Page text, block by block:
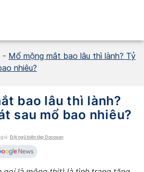
- Mổ mộng mắt bao lâu thì lành? Tỷ
nhiêu?
bao lâu thì lành?
sau mổ bao nhiêu?
giả: Đội ngũ biên tập Docosan